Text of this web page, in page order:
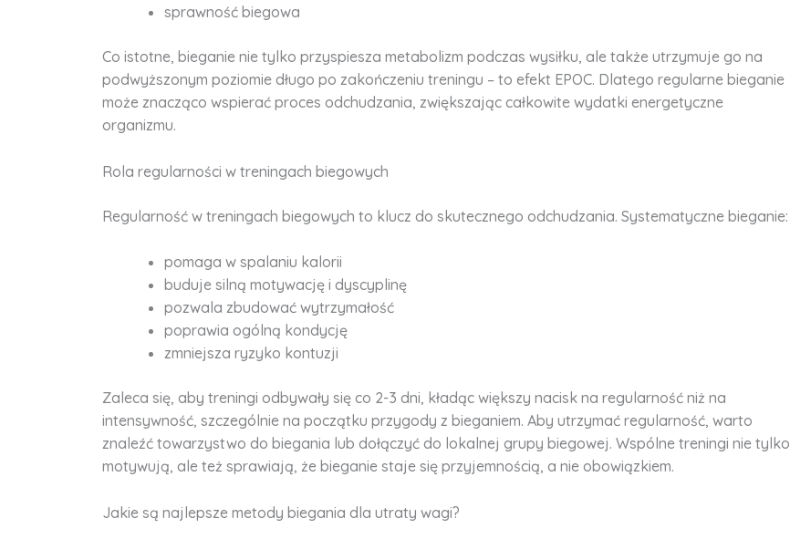
sprawność biegowa
Co istotne, bieganie nie tylko przyspiesza metabolizm podczas wysiłku, ale także utrzymuje go na
podwyższonym poziomie długo po zakończeniu treningu – to efekt EPOC. Dlatego regularne bieganie
może znacząco wspierać proces odchudzania, zwiększając całkowite wydatki energetyczne
organizmu.
Rola regularności w treningach biegowych
Regularność w treningach biegowych to klucz do skutecznego odchudzania. Systematyczne bieganie:
pomaga w spalaniu kalorii
buduje silną motywację i dyscyplinę
pozwala zbudować wytrzymałość
poprawia ogólną kondycję
zmniejsza ryzyko kontuzji
Zaleca się, aby treningi odbywały się co 2-3 dni, kładąc większy nacisk na regularność niż na
intensywność, szczególnie na początku przygody z bieganiem. Aby utrzymać regularność, warto
znaleźć towarzystwo do biegania lub dołączyć do lokalnej grupy biegowej. Wspólne treningi nie tylko
motywują, ale też sprawiają, że bieganie staje się przyjemnością, a nie obowiązkiem.
Jakie są najlepsze metody biegania dla utraty wagi?